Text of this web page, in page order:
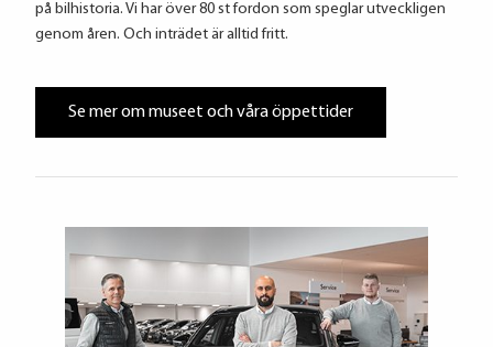
på bilhistoria. Vi har över 80 st fordon som speglar utveckligen
genom åren. Och inträdet är alltid fritt.
Se mer om museet och våra öppettider